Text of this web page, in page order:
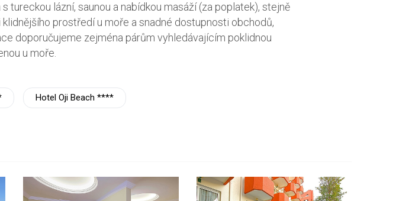
tureckou lázní, saunou a nabídkou masáží (za poplatek), stejně
prostředí u moře a snadné dostupnosti obchodů,
doporučujeme zejména párům vyhledávajícím poklidnou
u moře.
Hotel Oji Beach ****